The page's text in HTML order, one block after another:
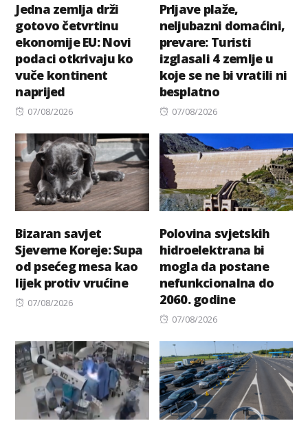
Jedna zemlja drži
gotovo četvrtinu
ekonomije EU: Novi
podaci otkrivaju ko
vuče kontinent
naprijed
Posted
07/08/2026
Prljave plaže,
neljubazni domaćini,
prevare: Turisti
izglasali 4 zemlje u
koje se ne bi vratili ni
besplatno
Posted
07/08/2026
Bizaran savjet
Sjeverne Koreje: Supa
od psećeg mesa kao
lijek protiv vrućine
Posted
07/08/2026
Polovina svjetskih
hidroelektrana bi
mogla da postane
nefunkcionalna do
2060. godine
Posted
07/08/2026